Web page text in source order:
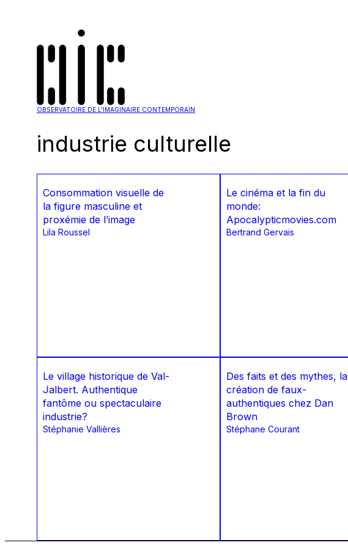
OBSERVATOIRE DE L'IMAGINAIRE CONTEMPORAIN
industrie culturelle
Consommation visuelle de
la figure masculine et
proxémie de l’image
Lila Roussel
Le cinéma et la fin du
monde:
Apocalypticmovies.com
Bertrand Gervais
Le village historique de Val-
Jalbert. Authentique
fantôme ou spectaculaire
industrie?
Stéphanie Vallières
Des faits et des mythes, la
création de faux-
authentiques chez Dan
Brown
Stéphane Courant